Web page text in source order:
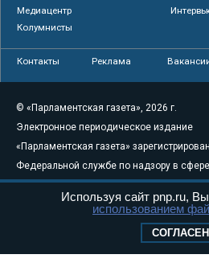
Медиацентр
Колумнисты
Контакты Реклама
© «Парламентская газета», 2026 г.
Электронное периодическое издание
«Парламентская газета»
Федеральной службе по надзору в сфере
связи, информационных технологий и
массовых коммуникаций
Свидетельство о регистрации Эл №
Используя сайт pnp.ru,
использованием
СОГЛАСЕН